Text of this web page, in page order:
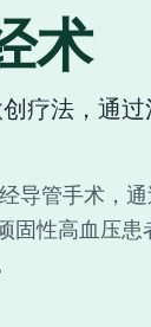
术
疗法，通
导管手术，
固性高血压